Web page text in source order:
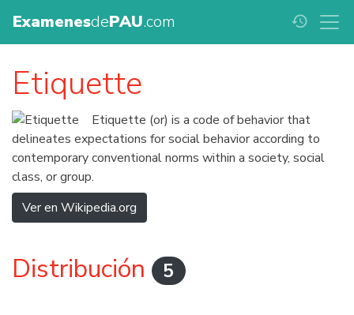
ExamenesdePAU.com history
Etiquette
Etiquette (or) is a code of behavior that
delineates expectations for social behavior according to
contemporary conventional norms within a society, social
class, or group.
Ver en Wikipedia.org
Distribución 5